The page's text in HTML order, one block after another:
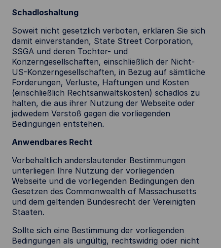
Schadloshaltung
Soweit nicht gesetzlich verboten, erklären Sie sich
damit einverstanden, State Street Corporation,
SSGA und deren Tochter- und
Konzerngesellschaften, einschließlich der Nicht-
US-Konzerngesellschaften, in Bezug auf sämtliche
Forderungen, Verluste, Haftungen und Kosten
(einschließlich Rechtsanwaltskosten) schadlos zu
halten, die aus ihrer Nutzung der Webseite oder
jedwedem Verstoß gegen die vorliegenden
Bedingungen entstehen.
Anwendbares Recht
Vorbehaltlich anderslautender Bestimmungen
unterliegen Ihre Nutzung der vorliegenden
Webseite und die vorliegenden Bedingungen den
Gesetzen des Commonwealth of Massachusetts
und dem geltenden Bundesrecht der Vereinigten
Staaten.
Sollte sich eine Bestimmung der vorliegenden
Bedingungen als ungültig, rechtswidrig oder nicht